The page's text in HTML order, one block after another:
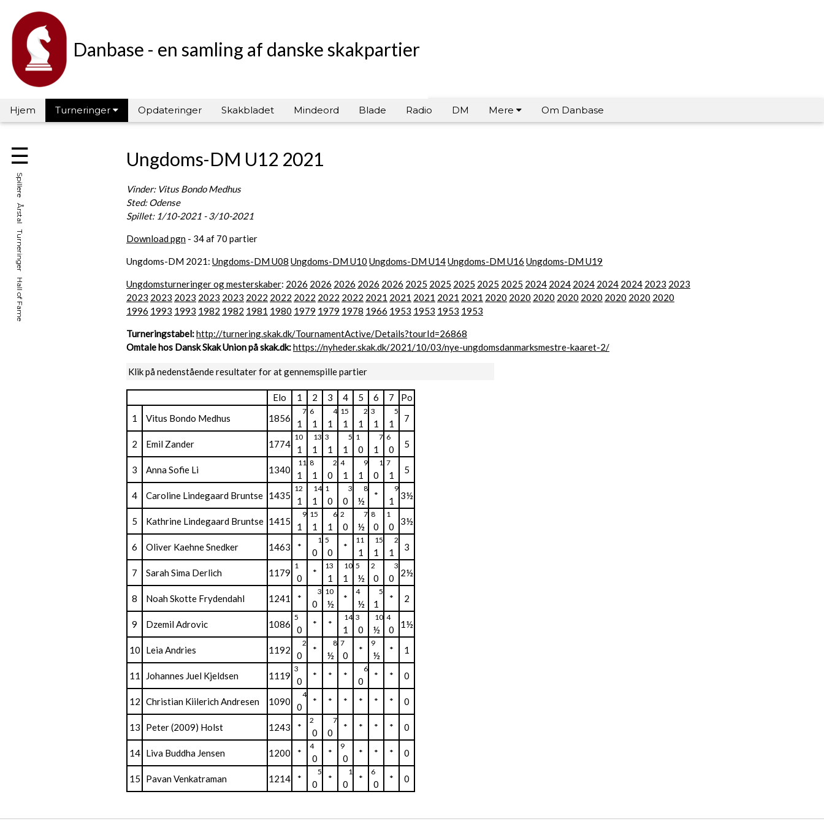
Danbase - en samling af danske skakpartier
Hjem Turneringer Opdateringer Skakbladet Mindeord Blade Radio DM Mere Om Danbase
☰
Spillere Årstal Turneringer Hall of Fame
Ungdoms-DM U12 2021
Vinder: Vitus Bondo Medhus
Sted: Odense
Spillet: 1/10-2021 - 3/10-2021
Download pgn - 34 af 70 partier
Ungdoms-DM 2021: Ungdoms-DM U08 Ungdoms-DM U10 Ungdoms-DM U14Ungdoms-DM U16 Ungdoms-DM U19
Ungdomsturneringer og mesterskaber: 2026 2026 2026 2026 2026 2025 2025 2025 2025 2025 2024 2024 2024 2024 2024 2023 2023
2023 2023 2023 2023 2023 2022 2022 2022 2022 2022 2021 2021 2021 2021 2021 2020 2020 2020 2020 2020 2020 2020 2020
1996 1993 1993 1982 1982 1981 1980 1979 1979 1978 1966 1953 1953 1953 1953
Turneringstabel:http://turnering.skak.dk/TournamentActive/Details?tourId=26868
Omtale hos Dansk Skak Union på skak.dk:https://nyheder.skak.dk/2021/10/03/nye-ungdomsdanmarksmestre-kaaret-2/
Klik på nedenstående resultater for at gennemspille partier
Elo 1 2 3 4 5 6 7
Po
1
Vitus Bondo Medhus 1856
7
1
6
1
4
1
15
1
2
1
3
1
5
1 7
2 Emil Zander 1774
10
1
13
1
3
1
5
1
1
0
7
1
6
0 5
3 Anna Sofie Li 1340
11
1
8
1
2
0
4
1
9
1
1
0
7
1 5
4 Caroline Lindegaard Bruntse 1435
12
1
14
1
1
0
3
0
8
½ *
9
1 3½
5 Kathrine Lindegaard Bruntse 1415
9
1
15
1
6
1
2
0
7
½
8
0
1
0 3½
6 Oliver Kaehne Snedker 1463 *
1
0
5
0 *
11
1
15
1
2
1 3
7 Sarah Sima Derlich 1179
1
0 *
13
1
10
1
5
½
2
0
3
0 2½
8 Noah Skotte Frydendahl 1241 *
3
0
10
½ *
4
½
5
1 * 2
9 Dzemil Adrovic 1086
5
0 * *
14
1
3
0
10
½
4
0 1½
10 Leia Andries 1192
2
0 *
8
½
7
0 *
9
½ * 1
11 Johannes Juel Kjeldsen 1119
3
0 * * *
6
0 * * 0
12 Christian Kiilerich Andresen 1090
4
0 * * * * * * 0
13 Peter (2009) Holst 1243 *
2
0
7
0 * * * * 0
14 Liva Buddha Jensen 1200 *
4
0 *
9
0 * * * 0
15 Pavan Venkatraman 1214 *
5
0 *
1
0 *
6
0 * 0